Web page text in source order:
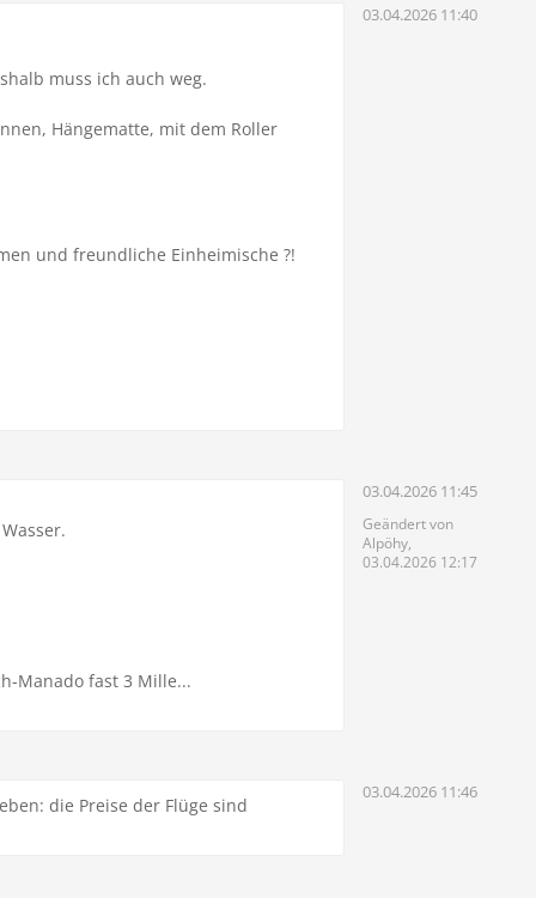
03.04.2026 11:40
muss ich auch weg.
Hängematte, mit dem Roller
und freundliche Einheimische ?!
03.04.2026 11:45
Geändert von
Alpöhy,
03.04.2026 12:17
Manado fast 3 Mille...
03.04.2026 11:46
die Preise der Flüge sind